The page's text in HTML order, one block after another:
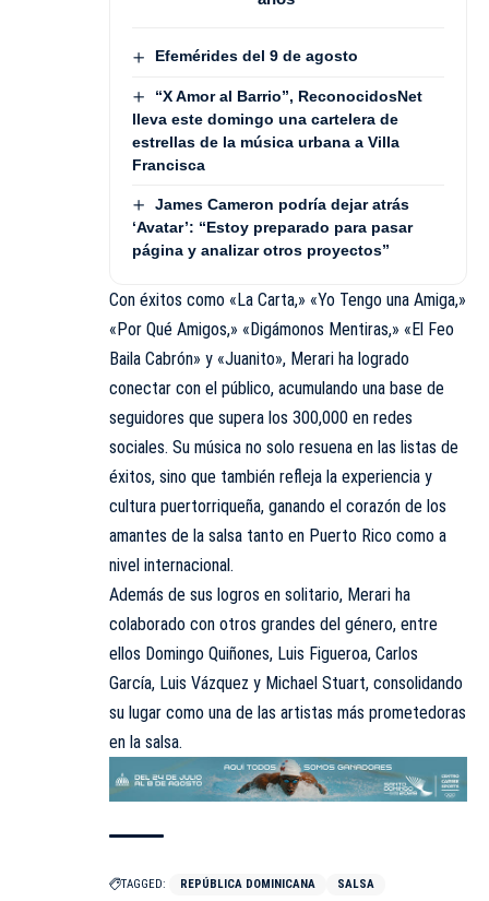
Efemérides del 9 de agosto
“X Amor al Barrio”, ReconocidosNet
lleva este domingo una cartelera de
estrellas de la música urbana a Villa
Francisca
James Cameron podría dejar atrás
‘Avatar’: “Estoy preparado para pasar
página y analizar otros proyectos”
Con éxitos como «La Carta,» «Yo Tengo una Amiga,»
«Por Qué Amigos,» «Digámonos Mentiras,» «El Feo
Baila Cabrón» y «Juanito», Merari ha logrado
conectar con el público, acumulando una base de
seguidores que supera los 300,000 en redes
sociales. Su música no solo resuena en las listas de
éxitos, sino que también refleja la experiencia y
cultura puertorriqueña, ganando el corazón de los
amantes de la salsa tanto en Puerto Rico como a
nivel internacional.
Además de sus logros en solitario, Merari ha
colaborado con otros grandes del género, entre
ellos Domingo Quiñones, Luis Figueroa, Carlos
García, Luis Vázquez y Michael Stuart, consolidando
su lugar como una de las artistas más prometedoras
en la salsa.
TAGGED: REPÚBLICA DOMINICANA SALSA